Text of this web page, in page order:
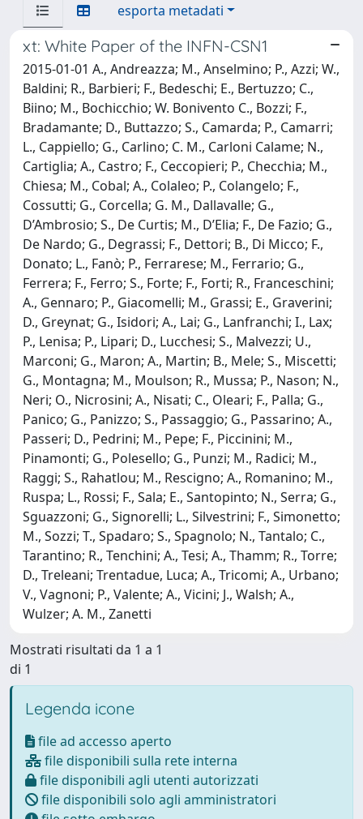
esporta metadati
xt: White Paper of the INFN-CSN1
2015-01-01 A., Andreazza; M., Anselmino; P., Azzi; W.,
Baldini; R., Barbieri; F., Bedeschi; E., Bertuzzo; C.,
Biino; M., Bochicchio; W. Bonivento C., Bozzi; F.,
Bradamante; D., Buttazzo; S., Camarda; P., Camarri;
L., Cappiello; G., Carlino; C. M., Carloni Calame; N.,
Cartiglia; A., Castro; F., Ceccopieri; P., Checchia; M.,
Chiesa; M., Cobal; A., Colaleo; P., Colangelo; F.,
Cossutti; G., Corcella; G. M., Dallavalle; G.,
D’Ambrosio; S., De Curtis; M., D’Elia; F., De Fazio; G.,
De Nardo; G., Degrassi; F., Dettori; B., Di Micco; F.,
Donato; L., Fanò; P., Ferrarese; M., Ferrario; G.,
Ferrera; F., Ferro; S., Forte; F., Forti; R., Franceschini;
A., Gennaro; P., Giacomelli; M., Grassi; E., Graverini;
D., Greynat; G., Isidori; A., Lai; G., Lanfranchi; I., Lax;
P., Lenisa; P., Lipari; D., Lucchesi; S., Malvezzi; U.,
Marconi; G., Maron; A., Martin; B., Mele; S., Miscetti;
G., Montagna; M., Moulson; R., Mussa; P., Nason; N.,
Neri; O., Nicrosini; A., Nisati; C., Oleari; F., Palla; G.,
Panico; G., Panizzo; S., Passaggio; G., Passarino; A.,
Passeri; D., Pedrini; M., Pepe; F., Piccinini; M.,
Pinamonti; G., Polesello; G., Punzi; M., Radici; M.,
Raggi; S., Rahatlou; M., Rescigno; A., Romanino; M.,
Ruspa; L., Rossi; F., Sala; E., Santopinto; N., Serra; G.,
Sguazzoni; G., Signorelli; L., Silvestrini; F., Simonetto;
M., Sozzi; T., Spadaro; S., Spagnolo; N., Tantalo; C.,
Tarantino; R., Tenchini; A., Tesi; A., Thamm; R., Torre;
D., Treleani; Trentadue, Luca; A., Tricomi; A., Urbano;
V., Vagnoni; P., Valente; A., Vicini; J., Walsh; A.,
Wulzer; A. M., Zanetti
Mostrati risultati da 1 a 1
di 1
Legenda icone
file ad accesso aperto
file disponibili sulla rete interna
file disponibili agli utenti autorizzati
file disponibili solo agli amministratori